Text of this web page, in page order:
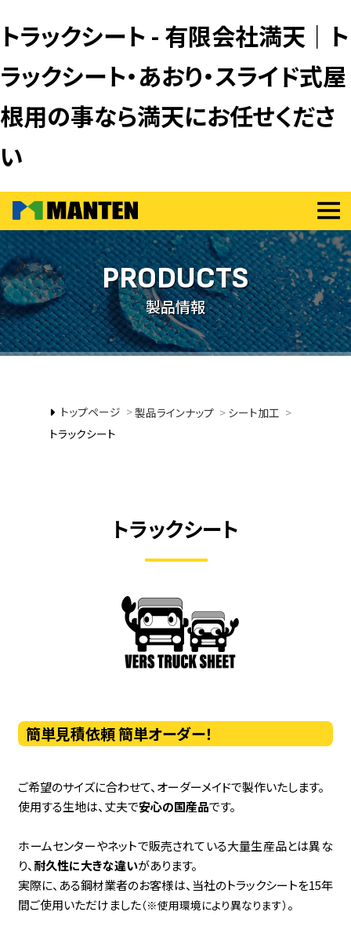
トラックシート - 有限会社満天｜ト
ラックシート・あおり・スライド式屋
根用の事なら満天にお任せくださ
い
PRODUCTS
製品情報
トップページ >製品ラインナップ > シート加工 >
トラックシート
トラックシート
簡単見積依頼 簡単オーダー！
ご希望のサイズに合わせて、オーダーメイドで製作いたします。
使用する生地は、丈夫で安心の国産品です。
ホームセンターやネットで販売されている大量生産品とは異な
り、 耐久性に大きな違いがあります。
実際に、ある鋼材業者のお客様は、当社のトラックシートを15年
間ご使用いただけました（※使用環境により異なります） 。